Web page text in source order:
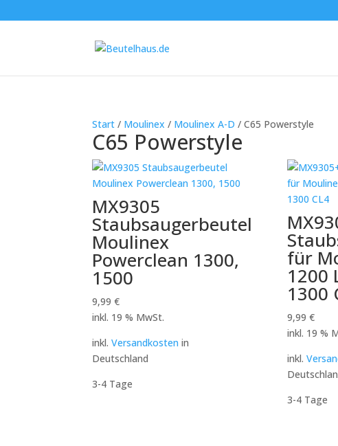
Start / Moulinex / Moulinex A-D / C65 Powerstyle
C65 Powerstyle
MX9305
Staubsaugerbeutel
Moulinex
Powerclean 1300,
1500
9,99€
inkl. 19 % MwSt.
inkl.Versandkosten in
Deutschland
3-4 Tage
für
1200
1300
9,99 €
inkl. 19 %
inkl.
3-4 Tage